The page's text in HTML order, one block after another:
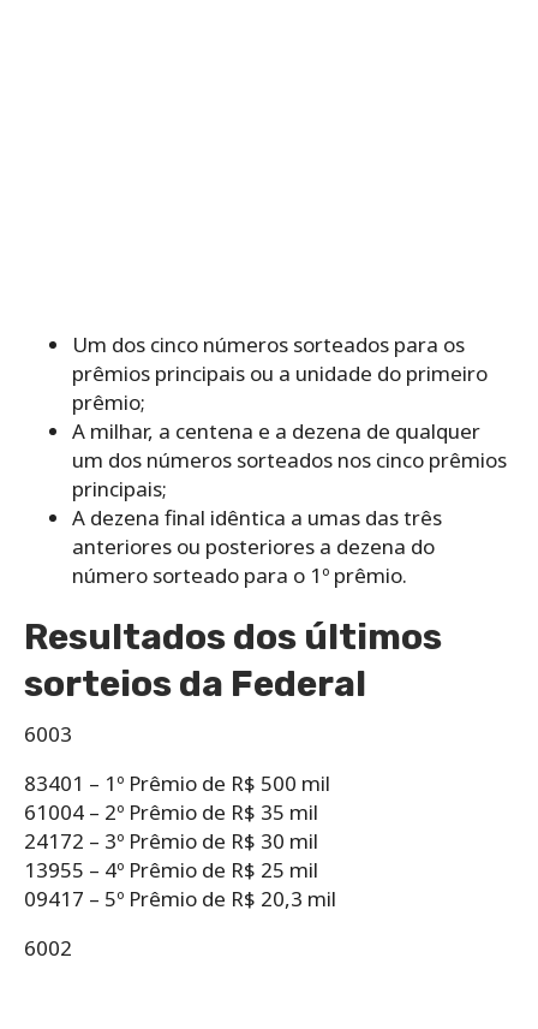
Um dos cinco números sorteados para os
prêmios principais ou a unidade do primeiro
prêmio;
A milhar, a centena e a dezena de qualquer
um dos números sorteados nos cinco prêmios
principais;
A dezena final idêntica a umas das três
anteriores ou posteriores a dezena do
número sorteado para o 1º prêmio.
Resultados dos últimos
sorteios da Federal
6003
83401 – 1º Prêmio de R$ 500 mil
61004 – 2º Prêmio de R$ 35 mil
24172 – 3º Prêmio de R$ 30 mil
13955 – 4º Prêmio de R$ 25 mil
09417 – 5º Prêmio de R$ 20,3 mil
6002